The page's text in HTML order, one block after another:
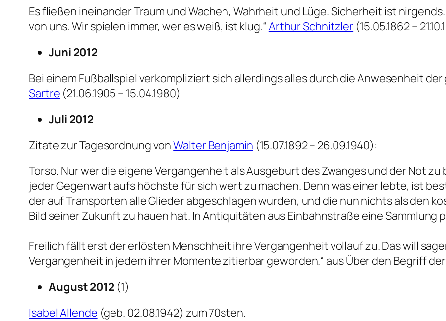
Es fließen ineinander Traum und Wachen, Wahrheit und Lüge. Sicherheit ist
von uns. Wir spielen immer, wer es weiß, ist klug.“ Arthur Schnitzler (15.05.1862 –
Juni 2012
Bei einem Fußballspiel verkompliziert sich allerdings alles durch die Anwesenheit
Sartre (21.06.1905 – 15.04.1980)
Juli 2012
Zitate zur Tagesordnung vonWalter Benjamin (15.07.1892 – 26.09.1940):
Torso. Nur wer die eigene Vergangenheit als Ausgeburt des Zwanges und der Not
jeder Gegenwart aufs höchste für sich wert zu machen. Denn was einer lebte, ist
der auf Transporten alle Glieder abgeschlagen wurden, und die nun nichts als den
Bild seiner Zukunft zu hauen hat. In Antiquitäten aus Einbahnstraße eine
Freilich fällt erst der erlösten Menschheit ihre Vergangenheit vollauf zu. Das will
Vergangenheit in jedem ihrer Momente zitierbar geworden.“ aus Über den Begriff
August 2012 (1)
Isabel Allende (geb. 02.08.1942) zum 70sten.